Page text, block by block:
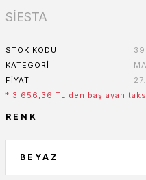
SİESTA
STOK KODU
KATEGORI
FIYAT
* 3.656,36 TL den başlayan
RENK